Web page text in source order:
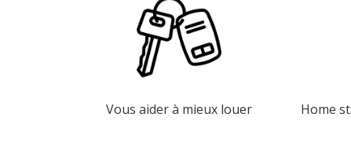
Vous aider à mieux louer Home